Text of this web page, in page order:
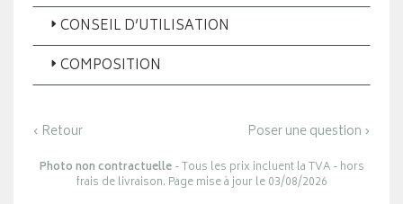
CONSEIL D’UTILISATION
COMPOSITION
‹ Retour Poser une question ›
Photo non contractuelle- Tous les prix incluent la TVA - hors
frais de livraison. Page mise à jour le 03/08/2026